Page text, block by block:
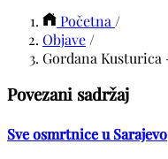
Početna /
Objave /
Gordana
Povezani sadržaj
Sve osmrtnice u Sarajevo